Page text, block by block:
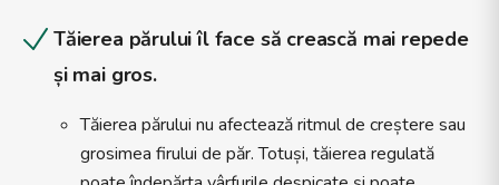
Tăierea părului îl face să crească mai repede
și mai gros.
Tăierea părului nu afectează ritmul de creștere sau
grosimea firului de păr. Totuși, tăierea regulată